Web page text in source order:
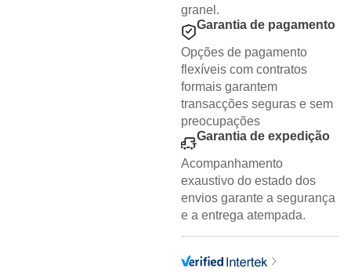
granel.
Garantia de pagamento
Opções de pagamento
flexíveis com contratos
formais garantem
transacções seguras e sem
preocupações
Garantia de expedição
Acompanhamento
exaustivo do estado dos
envios garante a segurança
e a entrega atempada.